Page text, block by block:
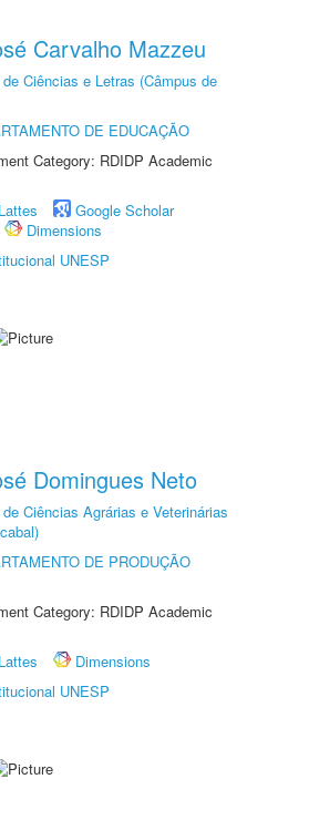
Carvalho Mazzeu
Ciências e Letras (Câmpus de
DE EDUCAÇÃO
Category: RDIDP Academic
Google Scholar
Dimensions
UNESP
Domingues Neto
Ciências Agrárias e Veterinárias
DE PRODUÇÃO
Category: RDIDP Academic
Dimensions
UNESP